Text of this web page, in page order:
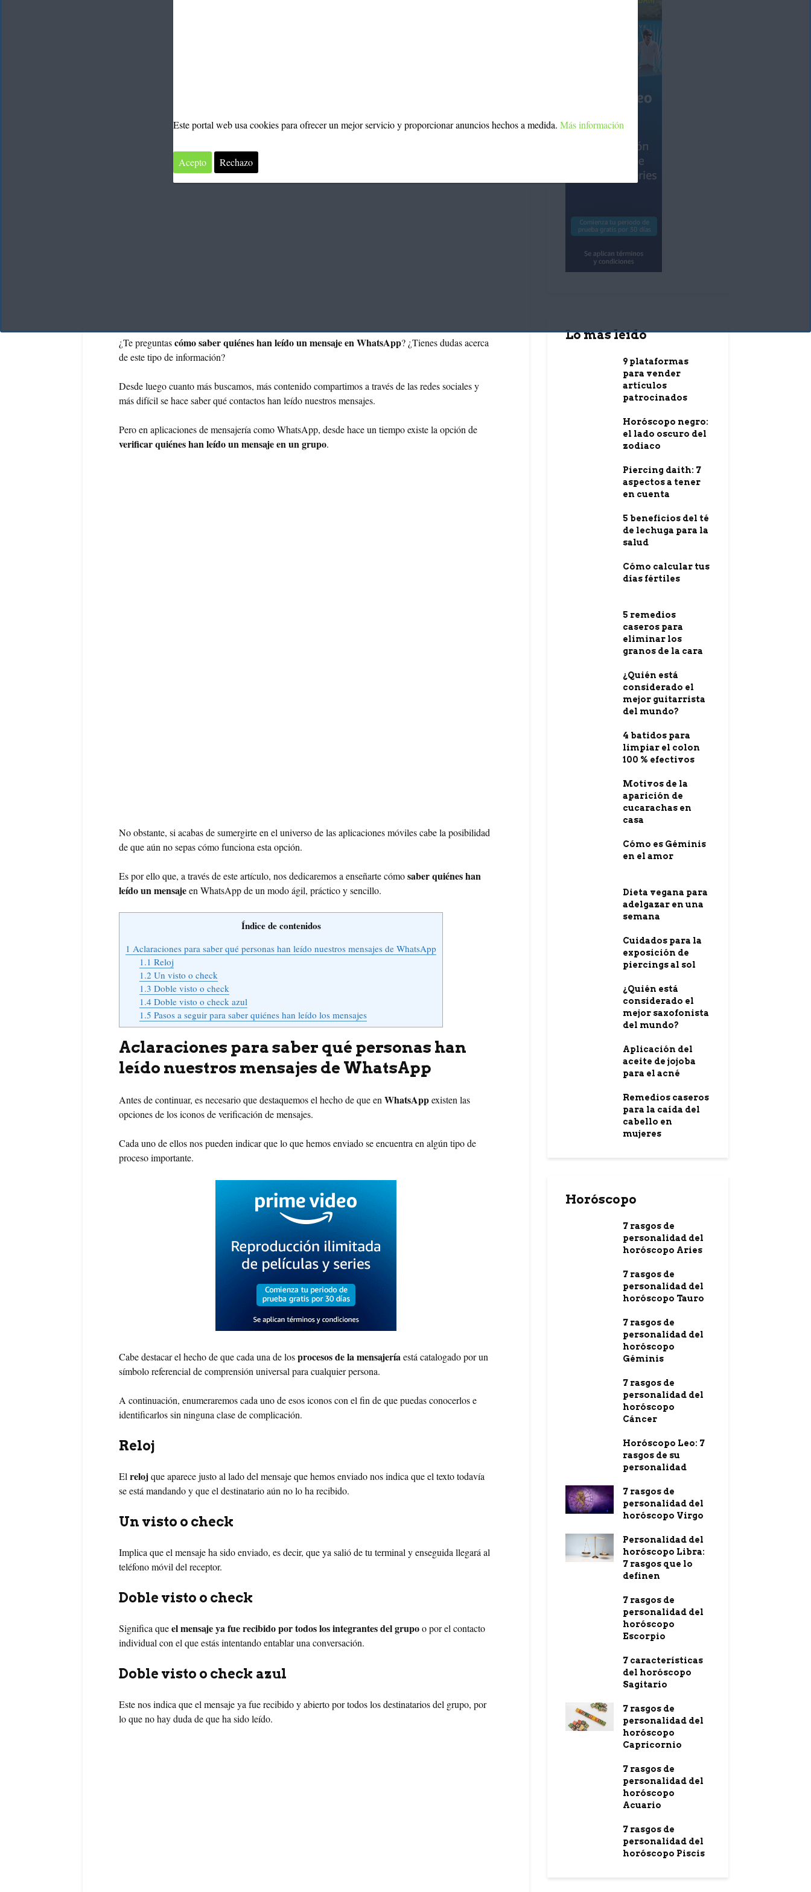
¿Te preguntascómo saber quiénes han leído un mensaje en WhatsApp? ¿Tienes dudas acerca
de este tipo de información?
Desde luego cuanto más buscamos, más contenido compartimos a través de las redes sociales y
más difícil se hace saber qué contactos han leído nuestros mensajes.
Pero en aplicaciones de mensajería como WhatsApp, desde hace un tiempo existe la opción de
verificar quiénes han leído un mensaje en un grupo.
No obstante, si acabas de sumergirte en el universo de las aplicaciones móviles cabe la posibilidad
de que aún no sepas cómo funciona esta opción.
Es por ello que, a través de este artículo, nos dedicaremos a enseñarte cómosaber quiénes han
leído un mensajeen WhatsApp de un modo ágil, práctico y sencillo.
Índice de contenidos
1 Aclaraciones para saber qué personas han leído nuestros mensajes de WhatsApp
1.1 Reloj
1.2 Un visto o check
1.3 Doble visto o check
1.4Doble visto o check azul
1.5 Pasos a seguir para saber quiénes han leído los mensajes
Aclaraciones para saber qué personas han
leído nuestros mensajes de WhatsApp
Antes de continuar, es necesario que destaquemos el hecho de que en WhatsAppexisten las
opciones de los iconos de verificación de mensajes.
Cada uno de ellos nos pueden indicar que lo que hemos enviado se encuentra en algún tipo de
proceso importante.
Cabe destacar el hecho de que cada una de losprocesos de la mensajería está catalogado por un
símbolo referencial de comprensión universal para cualquier persona.
A continuación, enumeraremos cada uno de esos iconos con el fin de que puedas conocerlos e
identificarlos sin ninguna clase de complicación.
Reloj
El relojque aparece justo al lado del mensaje que hemos enviado nos indica que el texto todavía
se está mandando y que el destinatario aún no lo ha recibido.
Un visto o check
Implica que el mensaje ha sido enviado, es decir, que ya salió de tu terminal y enseguida llegará al
teléfono móvil del receptor.
Doble visto o check
Significa queel mensaje ya fue recibido por todos los integrantes del grupoo por el contacto
individual con el que estás intentando entablar una conversación.
Doble visto o check azul
Este nos indica que el mensaje ya fue recibido y abierto por todos los destinatarios del grupo, por
lo que no hay duda de que ha sido leído.
Lo más leído
9 plataformas
para vender
artículos
patrocinados
Horóscopo negro:
el lado oscuro del
zodiaco
Piercing daith: 7
aspectos a tener
en cuenta
5 beneficios del té
de lechuga para la
salud
Cómo calcular tus
días fértiles
5 remedios
caseros para
eliminar los
granos de la cara
¿Quién está
considerado el
mejor guitarrista
del mundo?
4 batidos para
limpiar el colon
100 % efectivos
Motivos de la
aparición de
cucarachas en
casa
Cómo es Géminis
en el amor
Dieta vegana para
adelgazar en una
semana
Cuidados para la
exposición de
piercings al sol
¿Quién está
considerado el
mejor saxofonista
del mundo?
Aplicación del
aceite de jojoba
para el acné
Remedios caseros
para la caída del
cabello en
mujeres
Horóscopo
7 rasgos de
personalidad del
horóscopo Aries
7 rasgos de
personalidad del
horóscopo Tauro
7 rasgos de
personalidad del
horóscopo
Géminis
7 rasgos de
personalidad del
horóscopo
Cáncer
Horóscopo Leo: 7
rasgos de su
personalidad
7 rasgos de
personalidad del
horóscopo Virgo
Personalidad del
horóscopo Libra:
7 rasgos que lo
definen
7 rasgos de
personalidad del
horóscopo
Escorpio
7 características
del horóscopo
Sagitario
7 rasgos de
personalidad del
horóscopo
Capricornio
7 rasgos de
personalidad del
horóscopo
Acuario
7 rasgos de
personalidad del
horóscopo Piscis
Este portal web usa cookies para ofrecer un mejor servicio y proporcionar anuncios hechos a medida. Más información
Acepto Rechazo